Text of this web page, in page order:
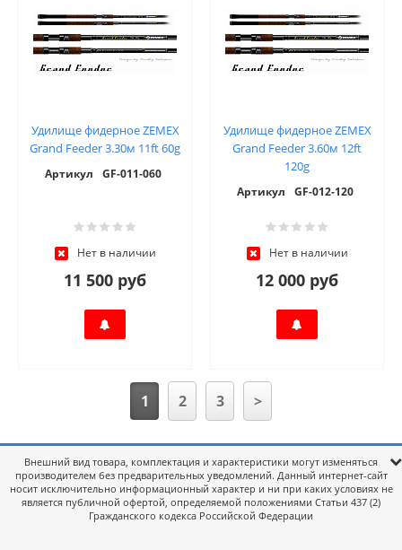
Удилище фидерное ZEMEX
Grand Feeder 3.30м 11ft 60g
Артикул GF-011-060
Нет в наличии
11 500 руб
Удилище фидерное ZEMEX
Grand Feeder 3.60м 12ft
120g
Артикул GF-012-120
Нет в наличии
12 000 руб
1 2 3 >
Внешний вид товара, комплектация и характеристики могут изменяться
производителем без предварительных уведомлений. Данный интернет-сайт
носит исключительно информационный характер и ни при каких условиях не
является публичной офертой, определяемой положениями Статьи 437 (2)
Гражданского кодекса Российской Федерации